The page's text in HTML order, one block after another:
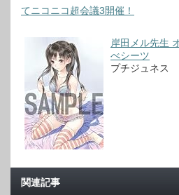
てニコニコ超会議3開催！
岸田メル先生
べシーツ
プチジュネス
関連記事